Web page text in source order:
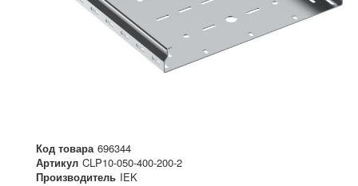
Код товара 696344
Артикул CLP10-050-400-200-2
Производитель IEK